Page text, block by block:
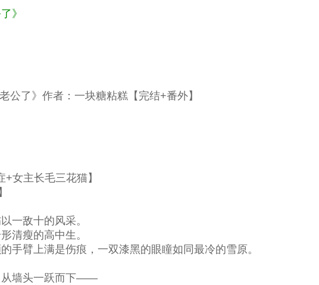
》
公了》作者：一块糖粘糕【完结+番外】
女主长毛三花猫】
一敌十的风采。
清瘦的高中生。
手臂上满是伤痕，一双漆黑的眼瞳如同最冷的雪原。
从墙头一跃而下——